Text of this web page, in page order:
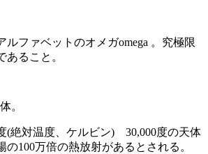
ルファベットのオメガomega 。究極限
あること。
。
(絶対温度、ケルビン) 30,000度の天体
の100万倍の熱放射があるとされる。